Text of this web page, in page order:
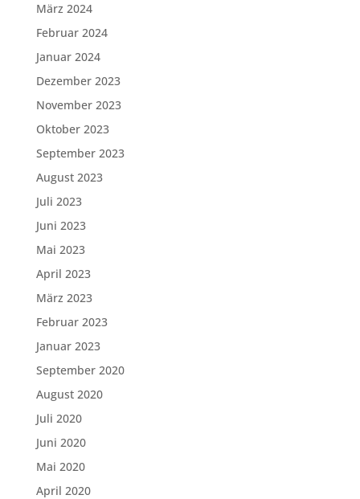
März 2024
Februar 2024
Januar 2024
Dezember 2023
November 2023
Oktober 2023
September 2023
August 2023
Juli 2023
Juni 2023
Mai 2023
April 2023
März 2023
Februar 2023
Januar 2023
September 2020
August 2020
Juli 2020
Juni 2020
Mai 2020
April 2020